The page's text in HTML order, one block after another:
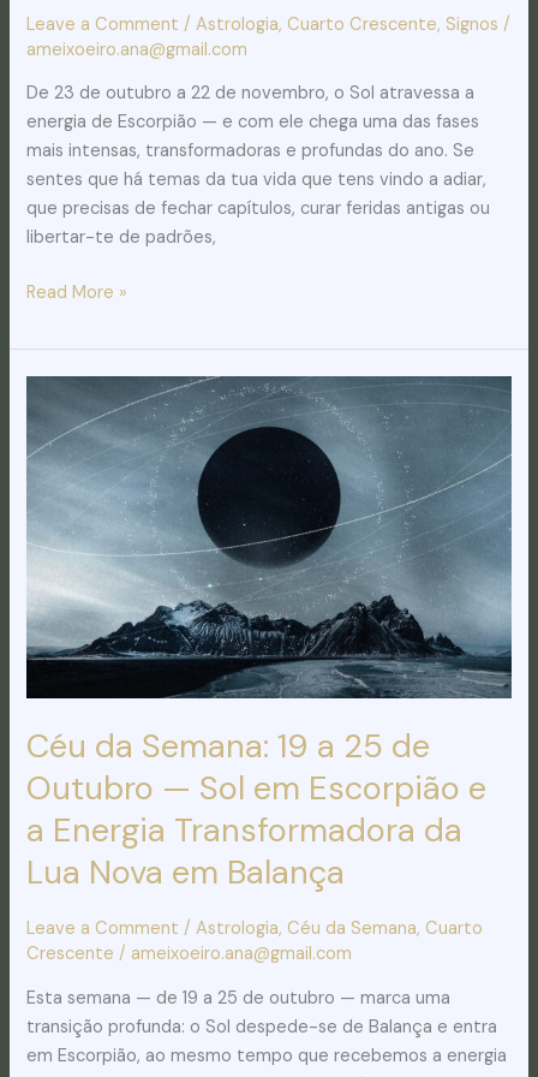
Leave a Comment /Astrologia,Cuarto Crescente, Signos /
ameixoeiro.ana@gmail.com
De 23 de outubro a 22 de novembro, o Sol atravessa a
energia de Escorpião — e com ele chega uma das fases
mais intensas, transformadoras e profundas do ano. Se
sentes que há temas da tua vida que tens vindo a adiar,
que precisas de fechar capítulos, curar feridas antigas ou
libertar-te de padrões,
Read More »
Céu da Semana: 19 a 25 de
Outubro — Sol em Escorpião e
a Energia Transformadora da
Lua Nova em Balança
Leave a Comment /Astrologia,Céu da Semana,Cuarto
Crescente / ameixoeiro.ana@gmail.com
Esta semana — de 19 a 25 de outubro — marca uma
transição profunda: o Sol despede-se de Balança e entra
em Escorpião, ao mesmo tempo que recebemos a energia
da
Semana:
Outubro
—
Sol
Escorpião
e
a
Energia
Transformadora
Lua
em
Balança